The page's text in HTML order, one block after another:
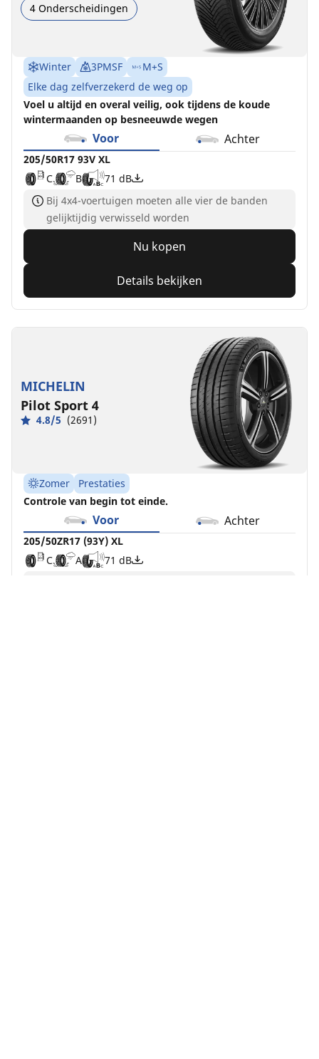
4 Onderscheidingen
Winter 3PMSF
M+S
Elke dag zelfverzekerd de weg op
Voel u altijd en overal veilig, ook tijdens de koude
wintermaanden op besneeuwde wegen
Voor Achter
205/50R17 93V XL
C
B
71 dB
Bij 4x4-voertuigen moeten alle vier de banden
gelijktijdig verwisseld worden
Nu kopen
Details bekijken
MICHELIN
Pilot Sport 4
4.8/5 (2691)
Zomer
Prestaties
Controle van begin tot einde.
Voor Achter
205/50ZR17 (93Y) XL
C
A
71 dB